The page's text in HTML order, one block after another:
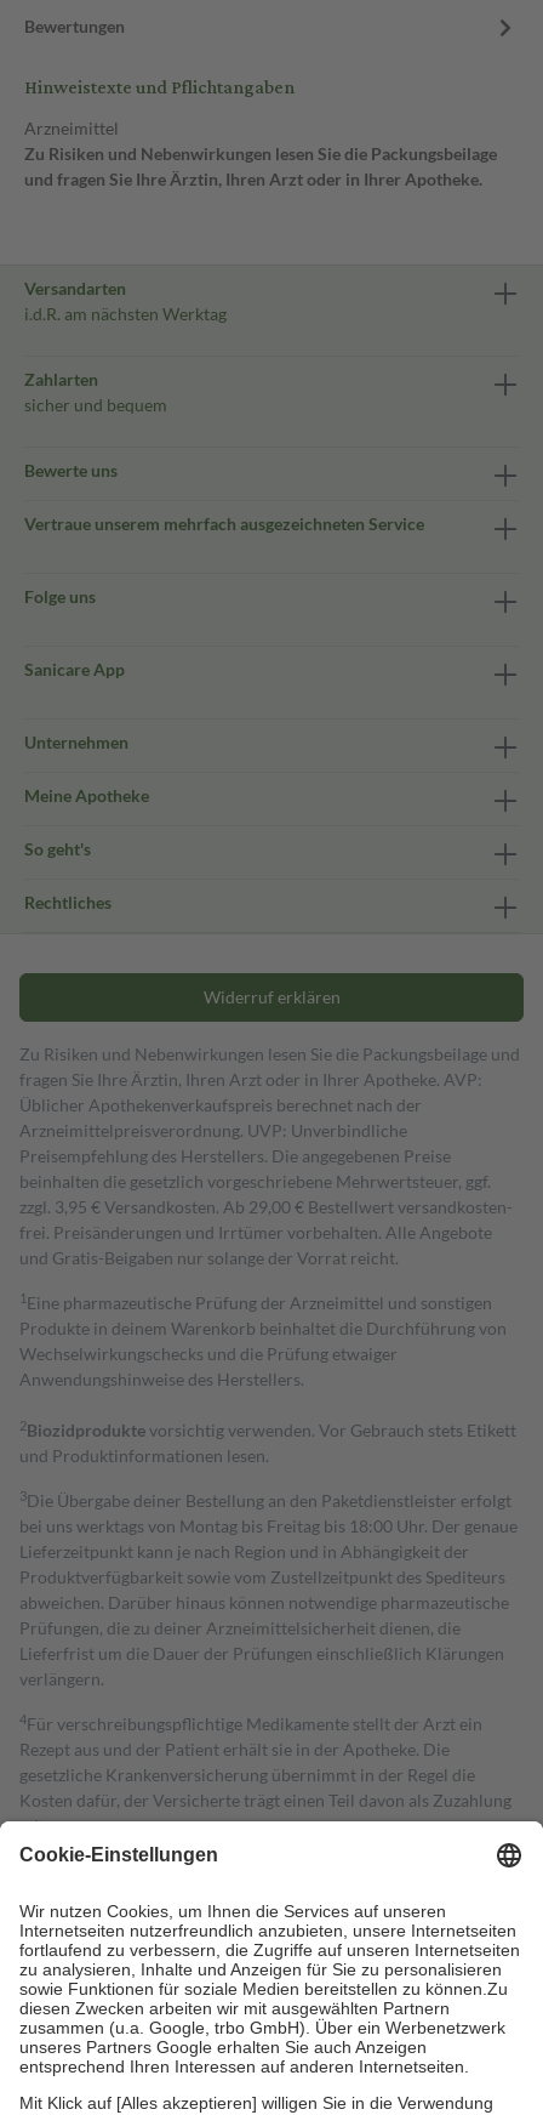
Bewertungen
Hinweistexte und Pflichtangaben
Arzneimittel
Zu Risiken und Nebenwirkungen lesen Sie die Packungsbeilage
und fragen Sie Ihre Ärztin, Ihren Arzt oder in Ihrer Apotheke.
Versandarten
i.d.R. am nächsten Werktag
Zahlarten
sicher und bequem
Bewerte uns
Vertraue unserem mehrfach ausgezeichneten Service
Folge uns
Sanicare App
Unternehmen
Meine Apotheke
So geht's
Rechtliches
Widerruf erklären
Zu Risiken und Nebenwirkungen lesen Sie die Packungsbeilage und
fragen Sie Ihre Ärztin, Ihren Arzt oder in Ihrer Apotheke. AVP:
Üblicher Apothekenverkaufspreis berechnet nach der
Arzneimittelpreisverordnung. UVP: Unverbindliche
Preisempfehlung des Herstellers. Die angegebenen Preise
beinhalten die gesetzlich vorgeschriebene Mehrwertsteuer, ggf.
zzgl. 3,95 € Versandkosten. Ab 29,00 € Bestell­wert versand­kosten­
frei. Preisänderungen und Irrtümer vorbehalten. Alle Angebote
und Gratis-Beigaben nur solange der Vorrat reicht.
1 Eine pharmazeutische Prüfung der Arzneimittel und sonstigen
Produkte in deinem Warenkorb beinhaltet die Durchführung von
Wechselwirkungschecks und die Prüfung etwaiger
Anwendungshinweise des Herstellers.
2Biozidproduktevorsichtig verwenden. Vor Gebrauch stets Etikett
und Produktinformationen lesen.
3Die Übergabe deiner Bestellung an den Paketdienstleister erfolgt
bei uns werktags von Montag bis Freitag bis 18:00 Uhr. Der genaue
Lieferzeitpunkt kann je nach Region und in Abhängigkeit der
Produktverfügbarkeit sowie vom Zustellzeitpunkt des Spediteurs
abweichen. Darüber hinaus können notwendige pharmazeutische
Prüfungen, die zu deiner Arzneimittelsicherheit dienen, die
Lieferfrist um die Dauer der Prüfungen einschließlich Klärungen
verlängern.
4Für verschreibungspflichtige Medikamente stellt der Arzt ein
Rezept aus und der Patient erhält sie in der Apotheke. Die
gesetzliche Krankenversicherung übernimmt in der Regel die
Kosten dafür, der Versicherte trägt einen Teil davon als Zuzahlung
mit.
Grundsätzlich leisten Mitglieder Zuzahlungen in Höhe von zehn
höchstens zehn Euro.
Es sind jedoch nie mehr als die tatsächlichen
Kosten der Leistung zu entrichten.
Diese Regeln gelten grundsätzlich auch für Online-Apotheken.
Bei Heilmitteln und häuslicher Krankenpflege beträgt die
Zuzahlung zehn Prozent der Kosten sowie zehn Euro je
Verordnung.
Um das Engagement der Versicherten für ihre eigene Gesundheit zu
stärken und die besondere Stellung der Familie zu unterstützen,
fallenkeine Zuzahlungenan bei: